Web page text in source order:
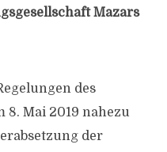
Mazars
des
Mai 2019 nahezu
der